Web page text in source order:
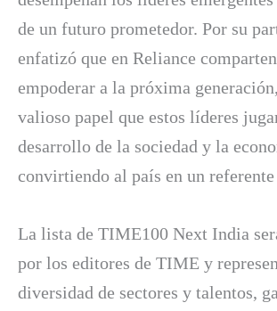
de un futuro prometedor. Por su
enfatizó que en Reliance
empoderar a la próxima
valioso papel que estos líderes
desarrollo de la sociedad y la
convirtiendo al país en un
La lista de TIME100 Next India
por los editores de TIME y
diversidad de sectores y talentos,